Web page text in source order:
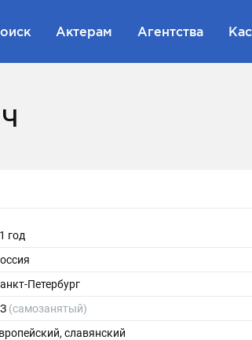
Актерам Агентства
год
Петербург
(самозанятый)
славянский